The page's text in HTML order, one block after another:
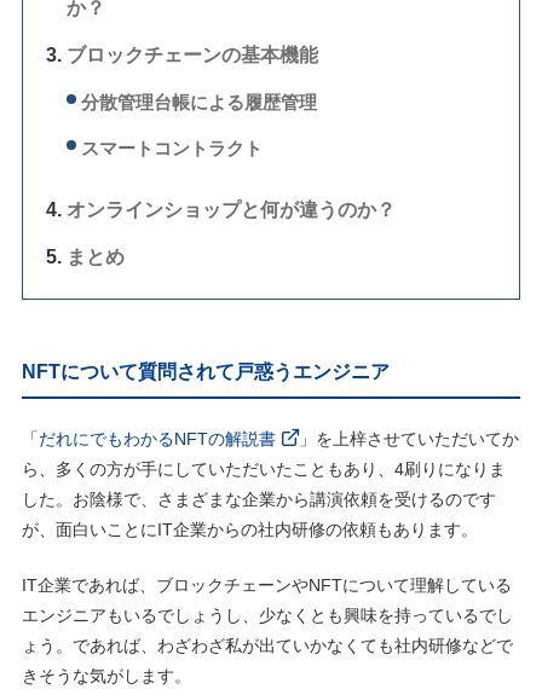
か？
ブロックチェーンの基本機能
分散管理台帳による履歴管理
スマートコントラクト
オンラインショップと何が違うのか？
まとめ
NFTについて質問されて戸惑うエンジニア
「だれにでもわかるNFTの解説書
」を上梓させていただいてか
ら、多くの方が手にしていただいたこともあり、4刷りになりま
した。お陰様で、さまざまな企業から講演依頼を受けるのです
が、面白いことにIT企業からの社内研修の依頼もあります。
IT企業であれば、ブロックチェーンやNFTについて理解している
エンジニアもいるでしょうし、少なくとも興味を持っているでし
ょう。であれば、わざわざ私が出ていかなくても社内研修などで
きそうな気がします。